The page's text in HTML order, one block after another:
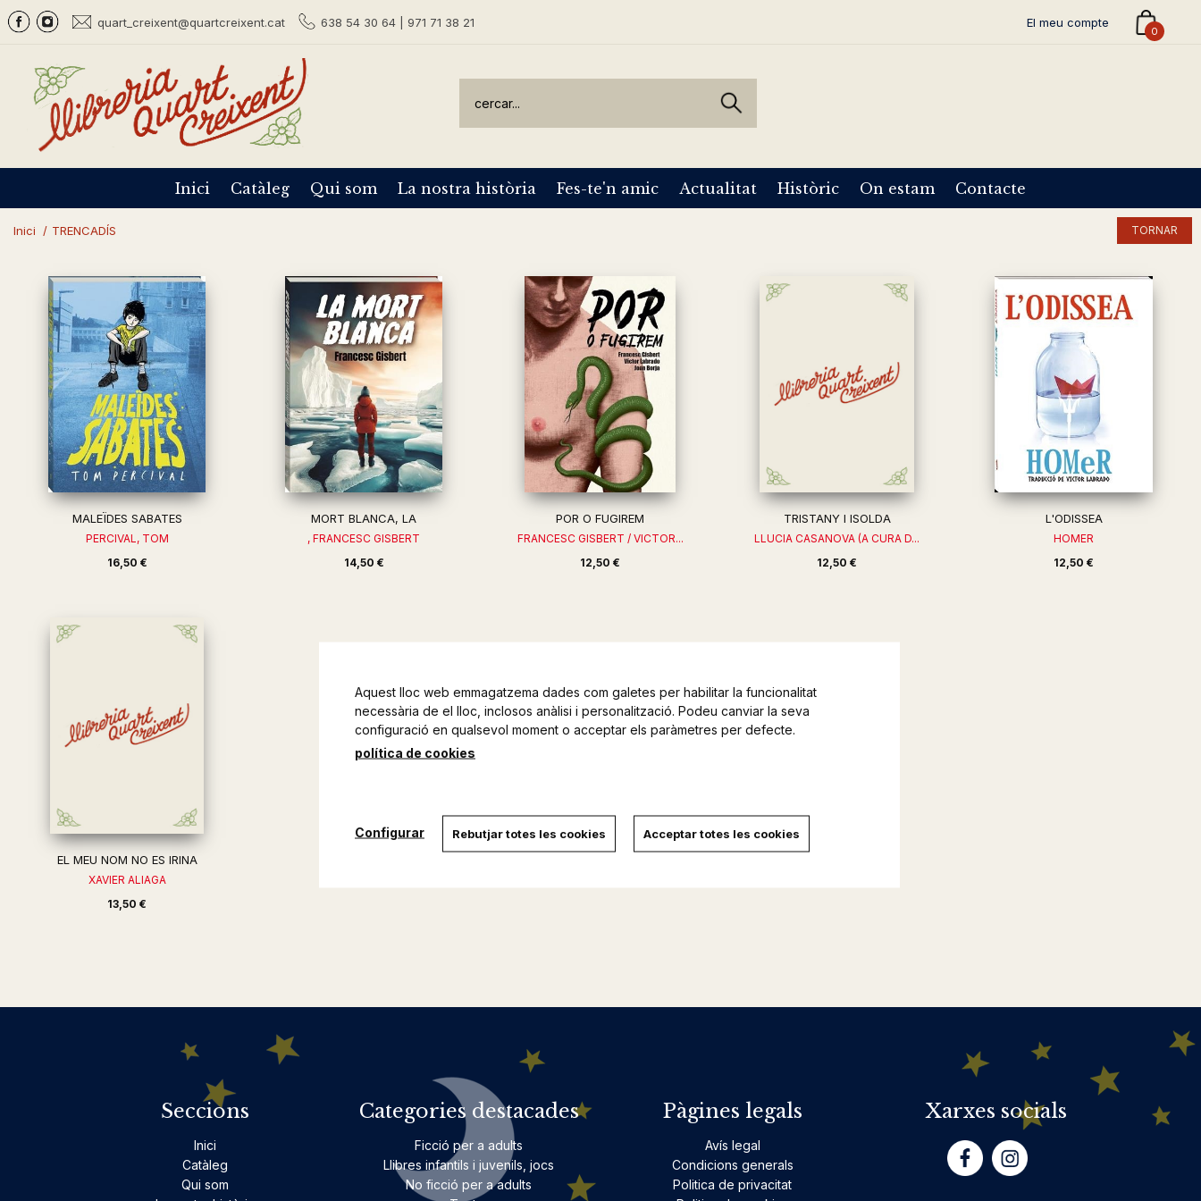
quart_creixent@quartcreixent.cat 638 54 30 64 | 971 71 38 21 El meu compte
0
Inici Catàleg Qui som La nostra història Fes-te'n amic Actualitat Històric On estam Contacte
Inici / TRENCADÍS TORNAR
MALEÏDES SABATES
PERCIVAL, TOM
16,50 €
MORT BLANCA, LA
, FRANCESC GISBERT
14,50 €
POR O FUGIREM
FRANCESC GISBERT / VICTOR...
12,50 €
TRISTANY I ISOLDA
LLUCIA CASANOVA (A CURA D...
12,50 €
L'ODISSEA
HOMER
12,50 €
EL MEU NOM NO ES IRINA
XAVIER ALIAGA
13,50 €
Seccions
Inici
Catàleg
Qui som
Categories destacades
Ficció per a adults
Llibres infantils i juvenils, jocs
No ficció per a adults
Pàgines legals
Avís legal
Condicions generals
Politica de privacitat
Xarxes socials
Aquest lloc web emmagatzema dades com galetes per habilitar la funcionalitat
necessària de el lloc, inclosos anàlisi i personalització. Podeu canviar la seva
configuració en qualsevol moment o acceptar els paràmetres per defecte.
política de cookies
Configurar Rebutjar totes les cookies Acceptar totes les cookies